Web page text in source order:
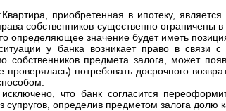
:Квартира, приобретенная в ипотеку,
собственников существенно ограничены
определяющее значение будет иметь
у банка возникает право в связи
собственников предмета залога, может
проверялась) потребовать досрочного
что банк согласится
супругов, определив предметом залога долю